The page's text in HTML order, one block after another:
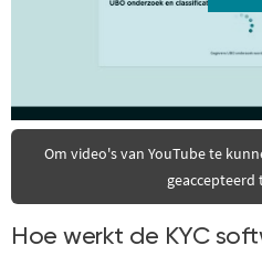
Om video's van YouTube te
geaccepteerd
Hoe werkt de KYC